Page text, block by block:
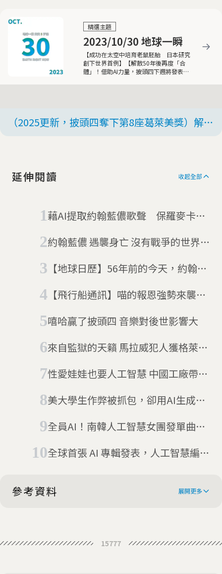
精選主題
2023/10/30 地球一瞬
【成功在太空中培育老鼠胚胎 日本研究
創下世界首例】【解散50年後再度「合
體」！借助AI力量，披頭四下週將發表最
（2025更新，披頭四奪下第8座葛萊美獎）解散
延伸閱讀 收起全部
藉AI提取約翰藍儂歌聲 保羅麥卡
約翰藍儂 遇襲身亡 沒有戰爭的世界還
【地球日歷】56年前的今天，約翰藍
品
【飛行船通訊】喵的報恩強勢來襲！
地球
嘻哈贏了披頭四 音樂對後世影響大
來自監獄的天籟 馬拉威犯人獲格萊美
性愛娃娃也要人工智慧 中國工廠帶你
美大學生作弊被抓包，卻用AI生成道
歉」 教授：超不真誠
全員AI！南韓人工智慧女團發單曲：
全球首張 AI 專輯發表，人工智慧編曲
參考資料 展開更多
'final song', Now and Then, next
15777